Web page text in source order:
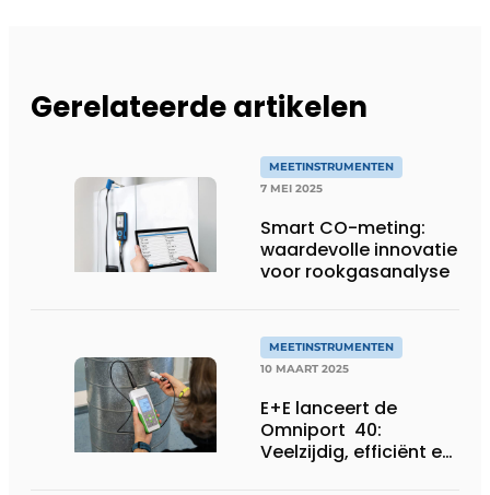
Gerelateerde artikelen
MEETINSTRUMENTEN
7 MEI 2025
Smart CO-meting:
waardevolle innovatie
voor rookgasanalyse
MEETINSTRUMENTEN
10 MAART 2025
E+E lanceert de
Omniport 40:
Veelzijdig, efficiënt en